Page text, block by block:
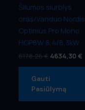
Šilumos siurblys
oras/vanduo Nordis
Optimus Pro Mono
HOP8W 8,4/8,3kW
6178,26€ 4634,30 €
Gauti
Pasiūlymą